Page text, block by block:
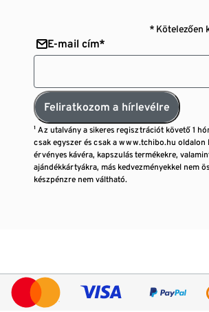
* Kötelezően
E-mail cím*
Feliratkozom a hírlevélre
¹ Az utalvány a sikeres regisztrációt követő 1
csak egyszer és csak a www.tchibo.hu oldalon
érvényes kávéra, kapszulás termékekre,
ajándékkártyákra, más kedvezményekkel nem
készpénzre nem váltható.